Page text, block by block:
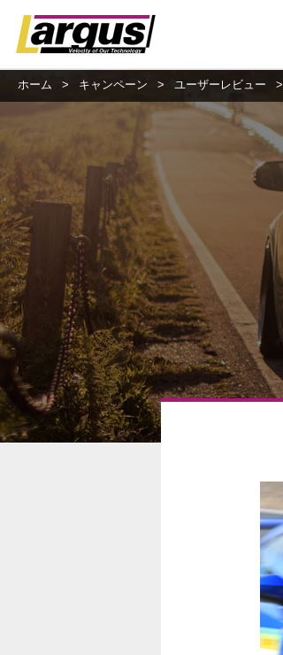
ホーム > キャンペーン > ユーザーレビュー >